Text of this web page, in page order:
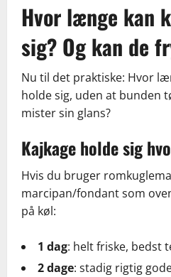
Hvor længe kan
sig? Og kan de
Nu til det praktiske: Hvor
holde sig, uden at bunden
mister sin glans?
Kajkage holde sig
Hvis du bruger
marcipan/fondant som
på køl:
1 dag: helt friske, bedst
2 dage: stadig rigtig